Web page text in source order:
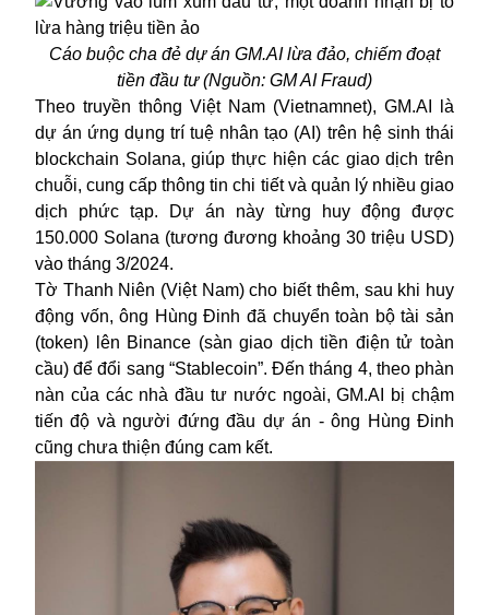
Cáo buộc cha đẻ dự án GM.AI lừa đảo, chiếm đoạt
tiền đầu tư (Nguồn: GM AI Fraud)
Theo truyền thông Việt Nam (Vietnamnet), GM.AI là
dự án ứng dụng trí tuệ nhân tạo (AI) trên hệ sinh thái
blockchain Solana, giúp thực hiện các giao dịch trên
chuỗi, cung cấp thông tin chi tiết và quản lý nhiều giao
dịch phức tạp. Dự án này từng huy động được
150.000 Solana (tương đương khoảng 30 triệu USD)
vào tháng 3/2024.
Tờ Thanh Niên (Việt Nam) cho biết thêm, sau khi huy
động vốn, ông Hùng Đinh đã chuyển toàn bộ tài sản
(token) lên Binance (sàn giao dịch tiền điện tử toàn
cầu) để đổi sang “Stablecoin”. Đến tháng 4, theo phàn
nàn của các nhà đầu tư nước ngoài, GM.AI bị chậm
tiến độ và người đứng đầu dự án - ông Hùng Đinh
cũng chưa thiện đúng cam kết.